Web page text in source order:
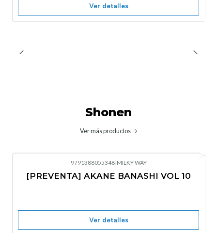
Ver detalles
Shonen
Ver más productos
No disponible
9791388055348|MILKY WAY
[PREVENTA] AKANE BANASHI VOL 10
Ver detalles